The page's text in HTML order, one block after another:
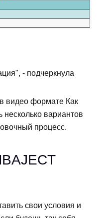
- подчеркнула
видео формате Как
несколько вариантов
процесс.
свои условия и